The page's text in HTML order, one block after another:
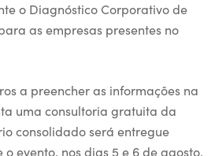
o Diagnóstico Corporativo de
as empresas presentes no
a preencher as informações na
uma consultoria gratuita da
consolidado será entregue
evento, nos dias 5 e 6 de agosto.